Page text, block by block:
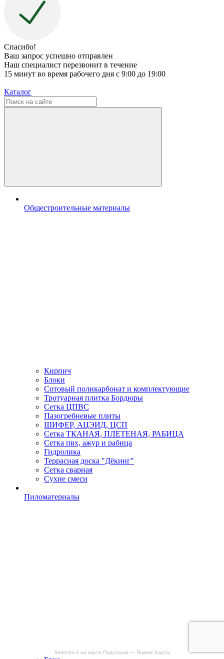
Капитан-1 на карте Подольска — Яндекс Карты
Спасибо!
Ваш запрос успешно отправлен
Наш специалист перезвонит в течение
15 минут во время рабочего дня с 9:00 до 19:00
Каталог
Общестроительные материалы
Кирпич
Блоки
Сотовый поликарбонат и комплектующие
Тротуарная плитка Бордюры
Сетка ЦПВС
Пазогребневые плиты
ШИФЕР, АЦЭИД, ЦСП
Сетка ТКАНАЯ, ПЛЕТЕНАЯ, РАБИЦА
Сетка пвх, ажур и рабица
Гидролика
Террасная доска "Дёкинг"
Сетка сварная
Сухие смеси
Пиломатериалы